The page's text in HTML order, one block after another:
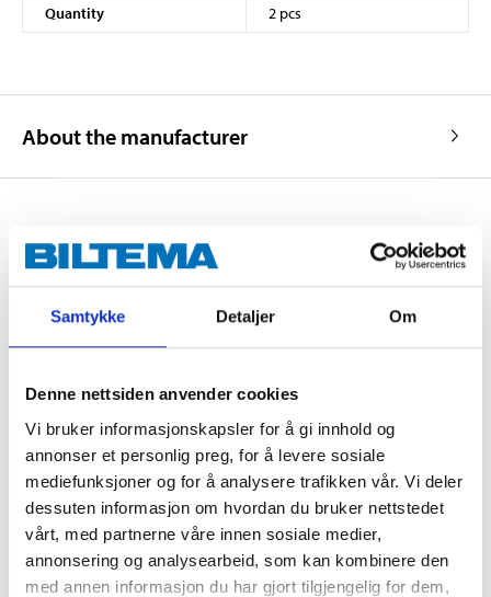
Samtykke Detaljer Om
Denne nettsiden anvender cookies
Vi bruker informasjonskapsler for å gi innhold og
annonser et personlig preg, for å levere sosiale
mediefunksjoner og for å analysere trafikken vår. Vi deler
dessuten informasjon om hvordan du bruker nettstedet
vårt, med partnerne våre innen sosiale medier,
annonsering og analysearbeid, som kan kombinere den
med annen informasjon du har gjort tilgjengelig for dem,
Quantity
2 pcs
About the manufacturer
Brake line nipple, external
Socket width
10 mm
In stock in 7store
1990
Brake line nipple, external